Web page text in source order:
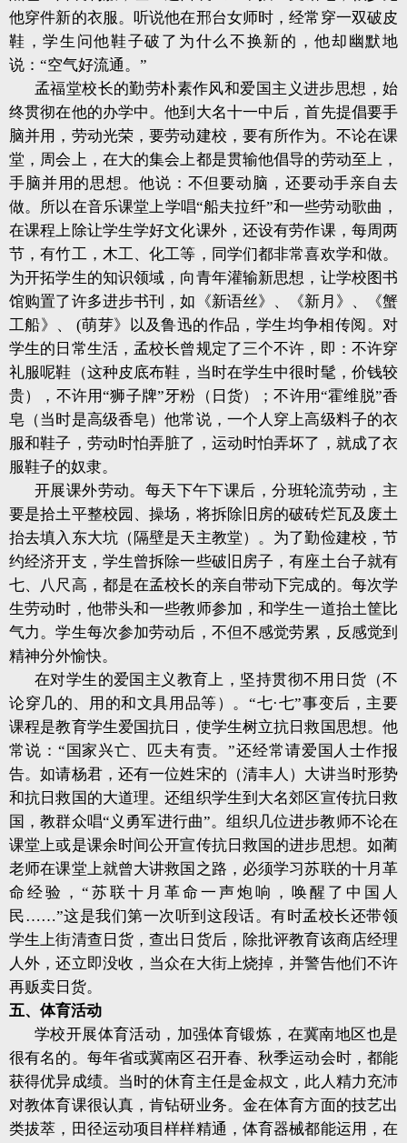
他穿件新的衣服。听说他在邢台女师时，经常穿一双破皮
鞋，学生问他鞋子破了为什么不换新的，他却幽默地
说：“空气好流通。”
孟福堂校长的勤劳朴素作风和爱国主义进步思想，始
终贯彻在他的办学中。他到大名十一中后，首先提倡要手
脑并用，劳动光荣，要劳动建校，要有所作为。不论在课
堂，周会上，在大的集会上都是贯输他倡导的劳动至上，
手脑并用的思想。他说：不但要动脑，还要动手亲自去
做。所以在音乐课堂上学唱“船夫拉纤”和一些劳动歌曲，
在课程上除让学生学好文化课外，还设有劳作课，每周两
节，有竹工，木工、化工等，同学们都非常喜欢学和做。
为开拓学生的知识领域，向青年灌输新思想，让学校图书
馆购置了许多进步书刊，如《新语丝》、《新月》、《蟹
工船》、 (萌芽》以及鲁迅的作品，学生均争相传阅。对
学生的日常生活，孟校长曾规定了三个不许，即：不许穿
礼服呢鞋（这种皮底布鞋，当时在学生中很时髦，价钱较
贵），不许用“狮子牌”牙粉（日货）；不许用“霍维脱”香
皂（当时是高级香皂）他常说，一个人穿上高级料子的衣
服和鞋子，劳动时怕弄脏了，运动时怕弄坏了，就成了衣
服鞋子的奴隶。
开展课外劳动。每天下午下课后，分班轮流劳动，主
要是拾土平整校园、操场，将拆除旧房的破砖烂瓦及废土
抬去填入东大坑（隔壁是天主教堂）。为了勤俭建校，节
约经济开支，学生曾拆除一些破旧房子，有座土台子就有
七、八尺高，都是在孟校长的亲自带动下完成的。每次学
生劳动时，他带头和一些教师参加，和学生一道抬土筐比
气力。学生每次参加劳动后，不但不感觉劳累，反感觉到
精神分外愉快。
在对学生的爱国主义教育上，坚持贯彻不用日货（不
论穿几的、用的和文具用品等）。“七·七”事变后，主要
课程是教育学生爱国抗日，使学生树立抗日救国思想。他
常说：“国家兴亡、匹夫有责。”还经常请爱国人士作报
告。如请杨君，还有一位姓宋的（清丰人）大讲当时形势
和抗日救国的大道理。还组织学生到大名郊区宣传抗日救
国，教群众唱“义勇军进行曲”。组织几位进步教师不论在
课堂上或是课余时间公开宣传抗日救国的进步思想。如蔺
老师在课堂上就曾大讲救国之路，必须学习苏联的十月革
命经验，“苏联十月革命一声炮响，唤醒了中国人
民……”这是我们第一次听到这段话。有时孟校长还带领
学生上街清查日 货，查出日货后，除批评教育该商店经理
人外，还立即没收，当众在大街上烧掉，并警告他们不许
再贩卖日货。
五、体育活动
学校开展体育活动，加强体育锻炼，在冀南地区也是
很有名的。每年省或冀南区召开春、秋季运动会时，都能
获得优异成绩。当时的休育主任是金叔文，此人精力充沛
对教体育课很认真，肯钻研业务。金在体育方面的技艺出
类拔萃，田径运动项目样样精通，体育器械都能运用，在